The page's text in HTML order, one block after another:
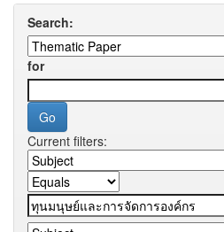
Search:
for
Current filters: